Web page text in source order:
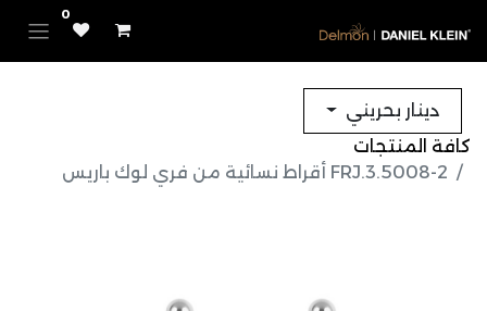
0
دينار بحريني
كافة المنتجات
FRJ.3.5008-2 أقراط نسائية من فري لوك باريس